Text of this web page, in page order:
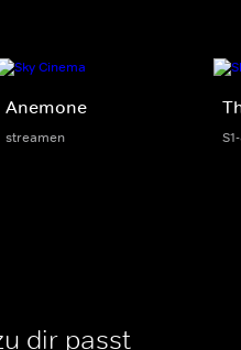
Anemone
streamen
dir passt